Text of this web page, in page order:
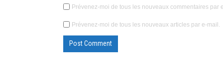
Prévenez-moi de tous les nouveaux commentaires par
Prévenez-moi de tous les nouveaux articles par e-mail.